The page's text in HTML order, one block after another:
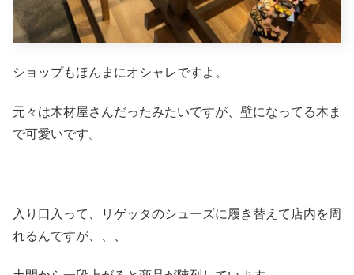
ショップもほんまにオシャレですよ。
元々は木材屋さんだったみたいですが、壁になってる木ま
で可愛いです。
入り口入って、リゲッタのシューズに履き替えて店内を周
れるんですが、、、